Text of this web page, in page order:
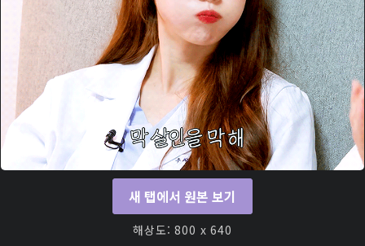
새 탭에서 원본 보기
해상도: 800 x 640